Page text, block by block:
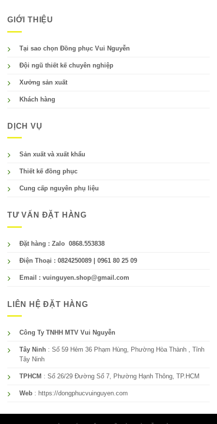
GIỚI THIỆU
Tại sao chọn Đồng phục Vui Nguyễn
Đội ngũ thiết kế chuyên nghiệp
Xưởng sản xuất
Khách hàng
DỊCH VỤ
Sản xuất và xuất khẩu
Thiết kế đồng phục
Cung cấp nguyên phụ liệu
TƯ VẤN ĐẶT HÀNG
Đặt hàng : Zalo 0868.553838
Điện Thoại : 0824250089 | 0961 80 25 09
Email : vuinguyen.shop@gmail.com
LIÊN HỆ ĐẶT HÀNG
Công Ty TNHH MTV Vui Nguyễn
Tây Ninh : Số 59 Hẻm 36 Phạm Hùng, Phường Hòa Thành , Tỉnh
Tây Ninh
TPHCM : Số 26/29 Đường Số 7, Phường Hạnh Thông, TP.HCM
Web : https://dongphucvuinguyen.com